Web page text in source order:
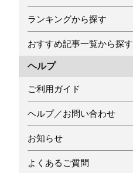
ランキングから探す
おすすめ記事一覧から探す
ヘルプ
ご利用ガイド
ヘルプ／お問い合わせ
お知らせ
よくあるご質問